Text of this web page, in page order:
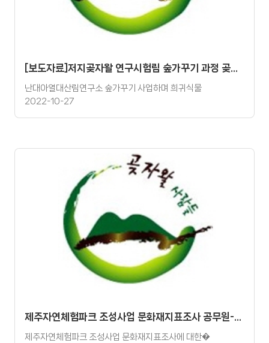
[보도자료]저지곶자왈 연구시험림 숲가꾸기 과정 곶자왈 훼손에 대한 보도자료
난대아열대산림연구소 숲가꾸기 사업하며 희귀식물
2022-10-27
제주자연체험파크 조성사업 문화재지표조사 공무원-사업자 유착의혹 보도에 따른 논평
제주자연체험파크 조성사업 문화재지표조사에 대한�